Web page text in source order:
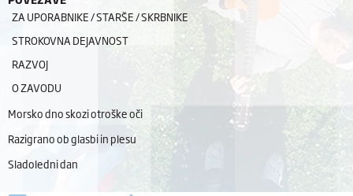
ZA UPORABNIKE / STARŠE / SKRBNIKE
STROKOVNA DEJAVNOST
RAZVOJ
O ZAVODU
Morsko dno skozi otroške oči
Razigrano ob glasbi in plesu
Sladoledni dan